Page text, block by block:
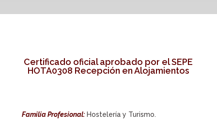
Certificado oficial aprobado por el SEPE
HOTA0308 Recepción en Alojamientos
Familia Profesional:Hostelería y Turismo.